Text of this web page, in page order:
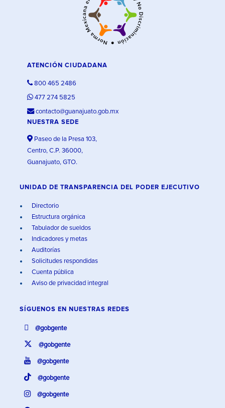
ATENCIÓN CIUDADANA
800 465 2486
477 274 5825
contacto@guanajuato.gob.mx
NUESTRA SEDE
Paseo de la Presa 103,
Centro, C.P. 36000,
Guanajuato, GTO.
UNIDAD DE TRANSPARENCIA DEL PODER EJECUTIVO
Directorio
Estructura orgánica
Tabulador de sueldos
Indicadores y metas
Auditorías
Solicitudes respondidas
Cuenta pública
Aviso de privacidad integral
SÍGUENOS EN NUESTRAS REDES
@gobgente
@gobgente
@gobgente
@gobgente
@gobgente